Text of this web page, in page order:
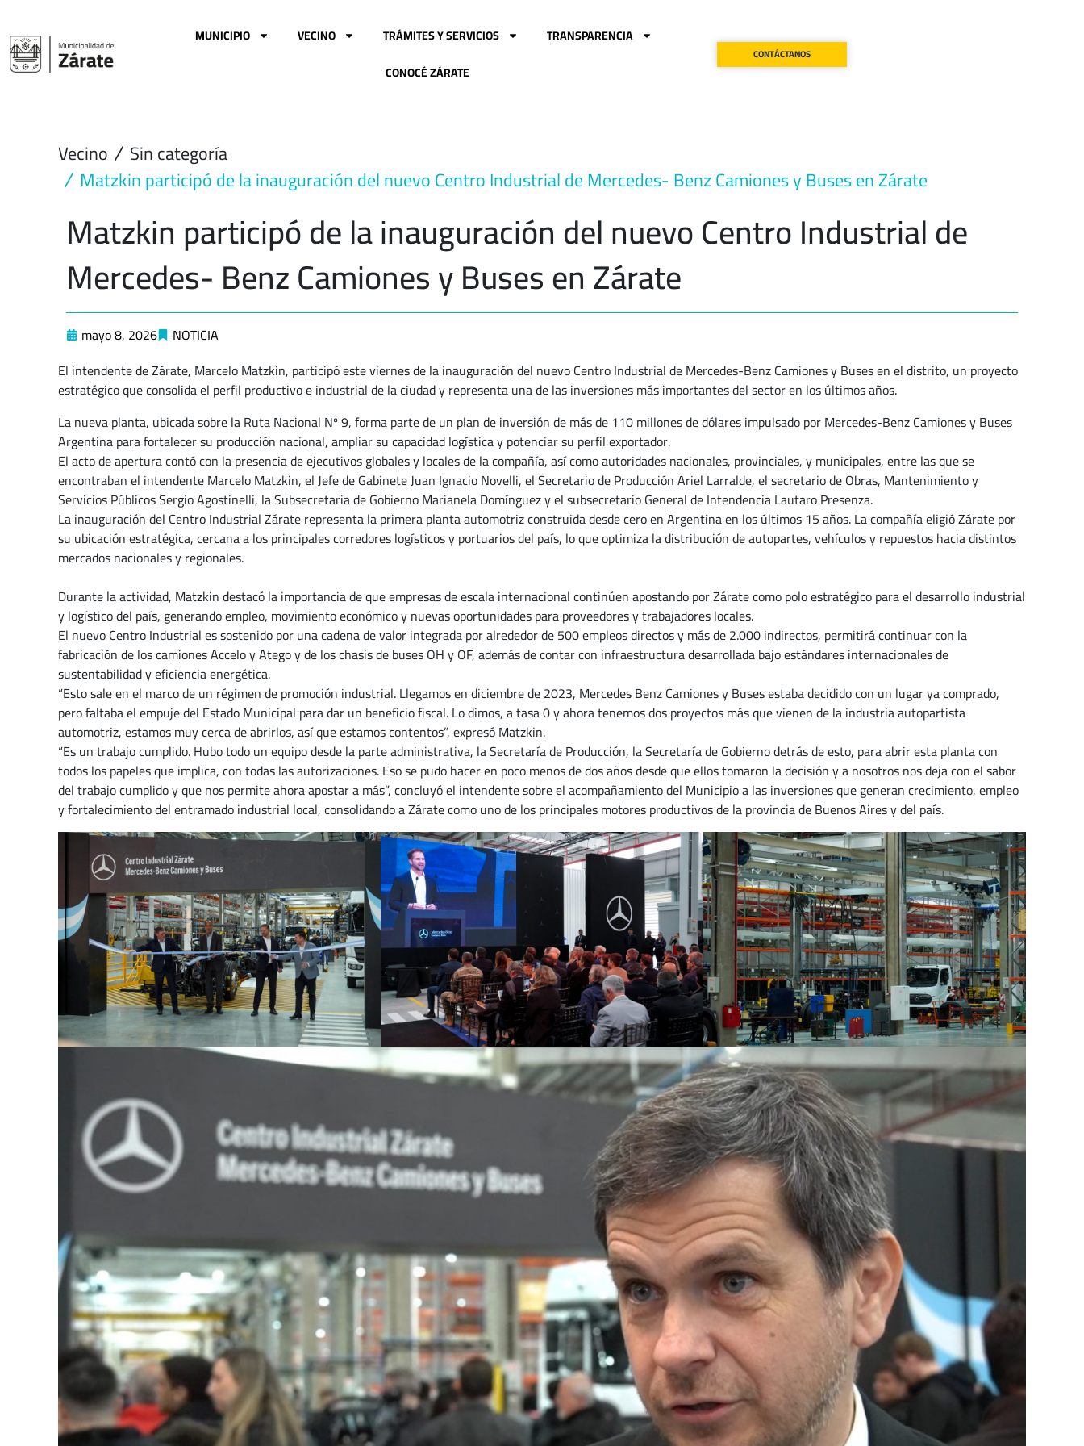
contenido
MUNICIPIO VECINO TRÁMITES Y SERVICIOS
TRANSPARENCIA
CONOCÉ ZÁRATE
CONTÁCTANOS
Vecino Sin categoría
Matzkin participó de la inauguración del nuevo Centro Industrial de Mercedes- Benz Camiones y Buses en Zárate
Matzkin participó de la inauguración del nuevo Centro Industrial de
Mercedes- Benz Camiones y Buses en Zárate
mayo 8, 2026
NOTICIA
El intendente de Zárate, Marcelo Matzkin, participó este viernes de la inauguración del nuevo Centro Industrial de Mercedes-Benz Camiones y Buses en el distrito, un proyecto
estratégico que consolida el perfil productivo e industrial de la ciudad y representa una de las inversiones más importantes del sector en los últimos años.
La nueva planta, ubicada sobre la Ruta Nacional Nº 9, forma parte de un plan de inversión de más de 110 millones de dólares impulsado por Mercedes-Benz Camiones y Buses
Argentina para fortalecer su producción nacional, ampliar su capacidad logística y potenciar su perfil exportador.
El acto de apertura contó con la presencia de ejecutivos globales y locales de la compañía, así como autoridades nacionales, provinciales, y municipales, entre las que se
encontraban el intendente Marcelo Matzkin, el Jefe de Gabinete Juan Ignacio Novelli, el Secretario de Producción Ariel Larralde, el secretario de Obras, Mantenimiento y
Servicios Públicos Sergio Agostinelli, la Subsecretaria de Gobierno Marianela Domínguez y el subsecretario General de Intendencia Lautaro Presenza.
La inauguración del Centro Industrial Zárate representa la primera planta automotriz construida desde cero en Argentina en los últimos 15 años. La compañía eligió Zárate por
su ubicación estratégica, cercana a los principales corredores logísticos y portuarios del país, lo que optimiza la distribución de autopartes, vehículos y repuestos hacia distintos
mercados nacionales y regionales.
Durante la actividad, Matzkin destacó la importancia de que empresas de escala internacional continúen apostando por Zárate como polo estratégico para el desarrollo industrial
y logístico del país, generando empleo, movimiento económico y nuevas oportunidades para proveedores y trabajadores locales.
El nuevo Centro Industrial es sostenido por una cadena de valor integrada por alrededor de 500 empleos directos y más de 2.000 indirectos, permitirá continuar con la
fabricación de los camiones Accelo y Atego y de los chasis de buses OH y OF, además de contar con infraestructura desarrollada bajo estándares internacionales de
sustentabilidad y eficiencia energética.
“Esto sale en el marco de un régimen de promoción industrial. Llegamos en diciembre de 2023, Mercedes Benz Camiones y Buses estaba decidido con un lugar ya comprado,
pero faltaba el empuje del Estado Municipal para dar un beneficio fiscal. Lo dimos, a tasa 0 y ahora tenemos dos proyectos más que vienen de la industria autopartista
automotriz, estamos muy cerca de abrirlos, así que estamos contentos”, expresó Matzkin.
“Es un trabajo cumplido. Hubo todo un equipo desde la parte administrativa, la Secretaría de Producción, la Secretaría de Gobierno detrás de esto, para abrir esta planta con
todos los papeles que implica, con todas las autorizaciones. Eso se pudo hacer en poco menos de dos años desde que ellos tomaron la decisión y a nosotros nos deja con el sabor
del trabajo cumplido y que nos permite ahora apostar a más”, concluyó el intendente sobre el acompañamiento del Municipio a las inversiones que generan crecimiento, empleo
y fortalecimiento del entramado industrial local, consolidando a Zárate como uno de los principales motores productivos de la provincia de Buenos Aires y del país.